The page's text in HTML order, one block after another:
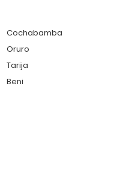
Cochabamba
Oruro
Tarija
Beni